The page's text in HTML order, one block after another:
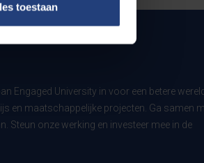
toestaan
Engaged University in voor een betere wereld
en maatschappelijke projecten. Ga samen
Steun onze werking en investeer mee in de